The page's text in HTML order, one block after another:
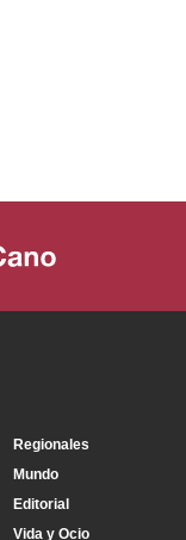
Regionales
Mundo
Editorial
Vida y Ocio